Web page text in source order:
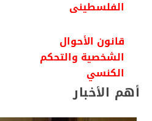
الفلسطينى
قانون الأحوال
الشخصية والتحكم
الكنسي
أهم الأخبار